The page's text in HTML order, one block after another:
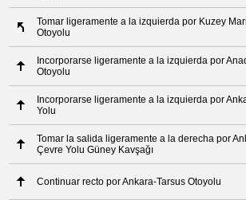
Tomar ligeramente a la izquierda por Kuzey
Otoyolu
Incorporarse ligeramente a la izquierda por
Otoyolu
Incorporarse ligeramente a la izquierda por
Yolu
Tomar la salida ligeramente a la derecha por
Çevre Yolu Güney Kavşağı
Continuar recto por Ankara-Tarsus Otoyolu